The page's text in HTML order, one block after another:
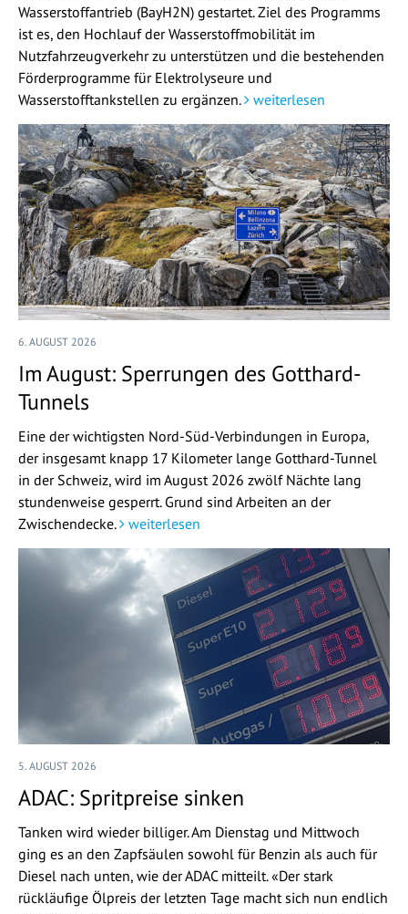
Wasserstoffantrieb (BayH2N) gestartet. Ziel des Programms
ist es, den Hochlauf der Wasserstoffmobilität im
Nutzfahrzeugverkehr zu unterstützen und die bestehenden
Förderprogramme für Elektrolyseure und
Wasserstofftankstellen zu ergänzen.
weiterlesen
6. AUGUST 2026
Im August: Sperrungen des Gotthard-
Tunnels
Eine der wichtigsten Nord-Süd-Verbindungen in Europa,
der insgesamt knapp 17 Kilometer lange Gotthard-Tunnel
in der Schweiz, wird im August 2026 zwölf Nächte lang
stundenweise gesperrt. Grund sind Arbeiten an der
Zwischendecke.
weiterlesen
5. AUGUST 2026
ADAC: Spritpreise sinken
Tanken wird wieder billiger. Am Dienstag und Mittwoch
ging es an den Zapfsäulen sowohl für Benzin als auch für
Diesel nach unten, wie der ADAC mitteilt. «Der stark
rückläufige Ölpreis der letzten Tage macht sich nun endlich